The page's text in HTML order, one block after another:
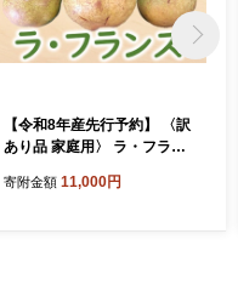
【令和8年産先行予約】 〈訳
あり品 家庭用〉 ラ・フラン
年11月中旬～発送》 『カネ
寄附金額 11,000円